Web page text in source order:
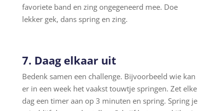
favoriete band en zing ongegeneerd mee. Doe
lekker gek, dans spring en zing.
7. Daag elkaar uit
Bedenk samen een challenge. Bijvoorbeeld wie kan
er in een week het vaakst touwtje springen. Zet elke
dag een timer aan op 3 minuten en spring. Spring je